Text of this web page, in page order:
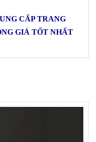
CẤP TRANG
GIÁ TỐT NHẤT